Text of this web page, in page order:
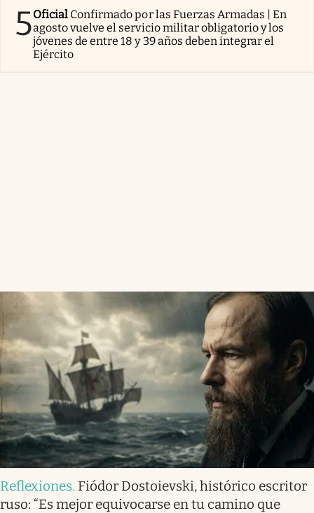
5Oficial Confirmado por las Fuerzas Armadas | En
agosto vuelve el servicio militar obligatorio y los
jóvenes de entre 18 y 39 años deben integrar el
Ejército
Reflexiones. Fiódor Dostoievski, histórico escritor
ruso: “Es mejor equivocarse en tu camino que